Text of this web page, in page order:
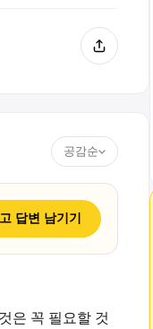
공감순
답변 남기기
은 꼭 필요할 것